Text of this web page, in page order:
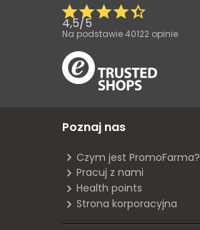
4,5/5
Na podstawie40122 opinie
Poznaj nas
Czym jest PromoFarma?
Pracuj z nami
Health points
Strona korporacyjna